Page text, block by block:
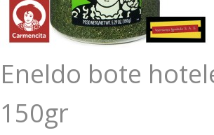
Eneldo bote
150gr